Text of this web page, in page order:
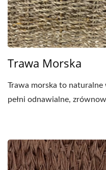
Trawa Morska
Trawa morska to
pełni odnawialne,